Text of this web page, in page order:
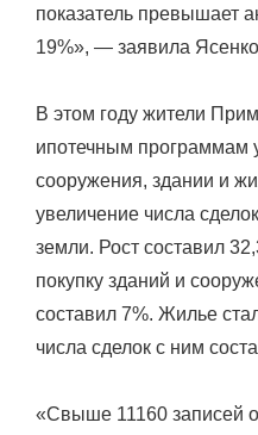
показатель превышает
19%», — заявила
В этом году жители
ипотечным программам
сооружения, здании и
увеличение числа
земли. Рост составил
покупку зданий и
составил 7%. Жилье
числа сделок с ним
«Свыше 11160 записей